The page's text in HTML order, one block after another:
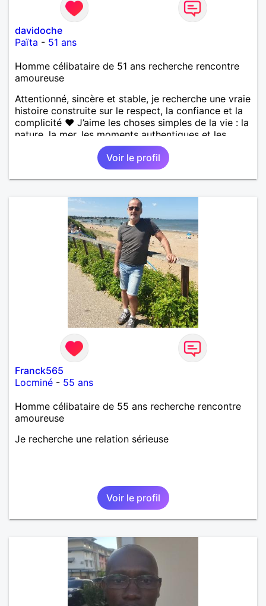
davidoche
Païta - 51 ans
Homme célibataire de 51 ans recherche rencontre
amoureuse
Attentionné, sincère et stable, je recherche une vraie
histoire construite sur le respect, la confiance et la
complicité ❤️ J’aime les choses simples de la vie : la
nature, la mer, les moments authentiques et les
personnes au grand cœur 🌊🌿 Très câlin et
affectueux, j’adore les petits moments de tendresse
et les calinous réguliers 😊❤️ La solitude finit parfois
par peser, alors si tu es en Nouvelle-Calédonie et
temps de discuter… et laissons l’avenir nous guider
Voir le profil
Franck565
Locminé - 55 ans
Homme célibataire de 55 ans recherche rencontre
amoureuse
Je recherche une relation sérieuse
Voir le profil